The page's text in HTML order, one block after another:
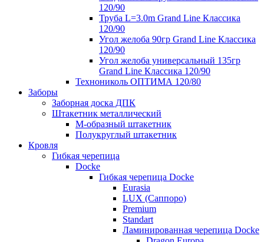
120/90
Труба L=3.0m Grand Line Классика
120/90
Угол желоба 90гр Grand Line Классика
120/90
Угол желоба универсальный 135гр
Grand Line Классика 120/90
Технониколь ОПТИМА 120/80
Заборы
Заборная доска ДПК
Штакетник металлический
М-образный штакетник
Полукруглый штакетник
Кровля
Гибкая черепица
Docke
Гибкая черепица Docke
Eurasia
LUX (Саппоро)
Premium
Standart
Ламинированная черепица Docke